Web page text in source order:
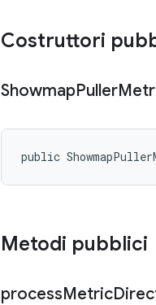
Costruttori
ShowmapPuller
public
Metodi pubblici
processMetric